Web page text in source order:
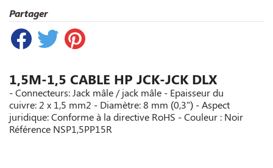
Partager
1,5M-1,5 CABLE HP JCK-JCK DLX
- Connecteurs: Jack mâle / jack mâle - Epaisseur du
cuivre: 2 x 1,5 mm2 - Diamètre: 8 mm (0,3") - Aspect
juridique: Conforme à la directive RoHS - Couleur : Noir
Référence NSP1,5PP15R